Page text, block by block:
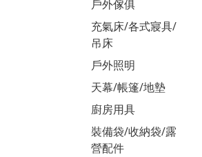
戶外傢俱
充氣床/各式寢具/
吊床
戶外照明
天幕/帳篷/地墊
廚房用具
裝備袋/收納袋/露
營配件